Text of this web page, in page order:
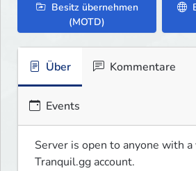
Besitz übernehmen
(MOTD)
Über Kommentare
Events
Server is open to anyone with a
Tranquil.gg account.